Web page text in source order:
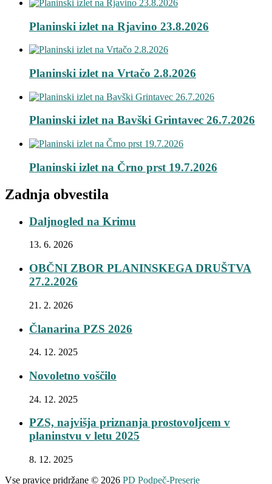
Planinski izlet na Rjavino 23.8.2026
Planinski izlet na Vrtačo 2.8.2026
Planinski izlet na Bavški Grintavec 26.7.2026
Planinski izlet na Črno prst 19.7.2026
Zadnja obvestila
Daljnogled na Krimu
13. 6. 2026
OBČNI ZBOR PLANINSKEGA DRUŠTVA
27.2.2026
21. 2. 2026
Članarina PZS 2026
24. 12. 2025
Novoletno voščilo
24. 12. 2025
PZS, najvišja priznanja prostovoljcem v
planinstvu v letu 2025
8. 12. 2025
Vse pravice pridržane © 2026 PD Podpeč-Preserje